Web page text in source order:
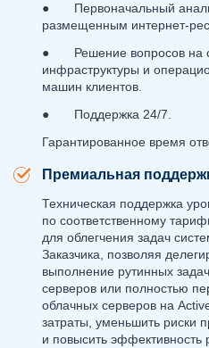
● Первоначальный
размещенным интернет-
● Решение вопросов на
инфраструктуры и
машин клиентов.
● Поддержка 24/7.
Гарантированное время
Премиальная
Техническая поддержка
по соответственному
для облегчения задач
Заказчика, позволяя
выполнение рутинных
серверов или полностью
облачных серверов на
затраты, уменьшить риски
и повысить эффективность